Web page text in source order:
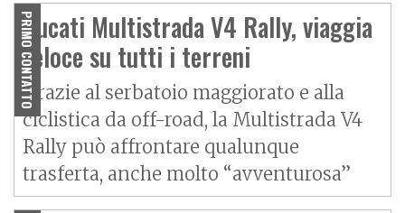
PRIMO CONTATTO
Ducati Multistrada V4 Rally, viaggia
veloce su tutti i terreni
Grazie al serbatoio maggiorato e alla
ciclistica da off-road, la Multistrada V4
Rally può affrontare qualunque
trasferta, anche molto “avventurosa”